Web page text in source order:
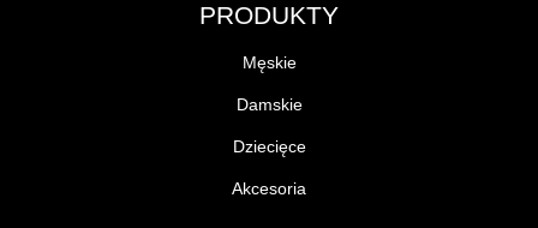
PRODUKTY
Męskie
Damskie
Dziecięce
Akcesoria